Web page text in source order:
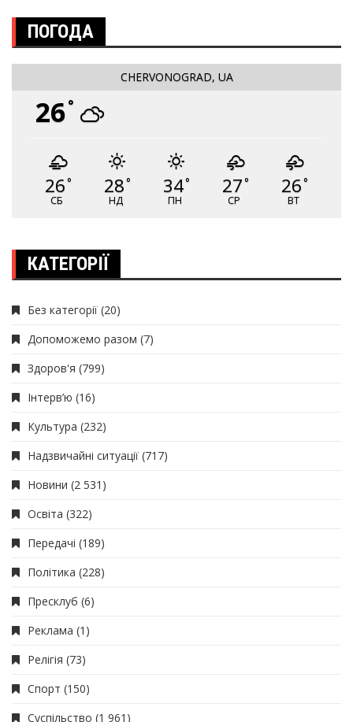
ПОГОДА
CHERVONOGRAD, UA
26°
26°
СБ
28°
НД
34°
ПН
27°
СР
26°
ВТ
КАТЕГОРІЇ
Без категорії (20)
Допоможемо разом (7)
Здоров'я (799)
Інтерв’ю (16)
Культура (232)
Надзвичайні ситуації (717)
Новини (2 531)
Освіта (322)
Передачі (189)
Політика (228)
Пресклуб (6)
Реклама (1)
Релігія (73)
Спорт (150)
Суспільство (1 961)